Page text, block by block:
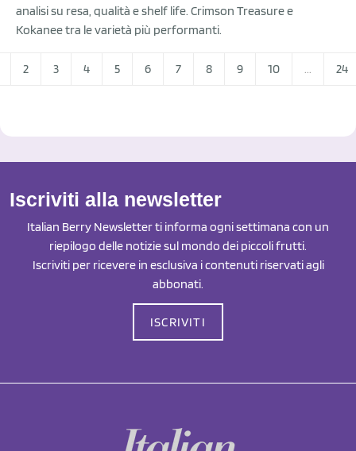
analisi su resa, qualità e shelf life. Crimson Treasure e
Kokanee tra le varietà più performanti.
2 3 4 5 6 7 8 9 10 ... 24
Iscriviti alla newsletter
Italian Berry Newsletter ti informa ogni settimana con un
riepilogo delle notizie sul mondo dei piccoli frutti.
Iscriviti per ricevere in esclusiva i contenuti riservati agli
abbonati.
ISCRIVITI